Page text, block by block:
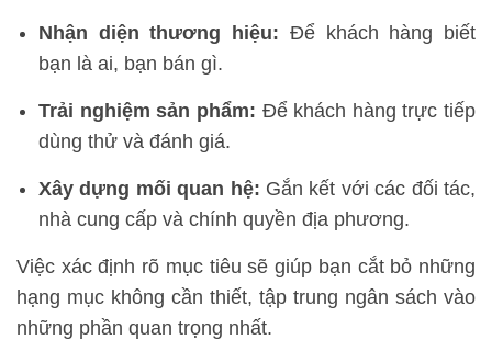
Nhận diện thương hiệu: Để khách hàng biết
bạn là ai, bạn bán gì.
Trải nghiệm sản phẩm: Để khách hàng trực tiếp
dùng thử và đánh giá.
Xây dựng mối quan hệ: Gắn kết với các đối tác,
nhà cung cấp và chính quyền địa phương.
Việc xác định rõ mục tiêu sẽ giúp bạn cắt bỏ những
hạng mục không cần thiết, tập trung ngân sách vào
những phần quan trọng nhất.